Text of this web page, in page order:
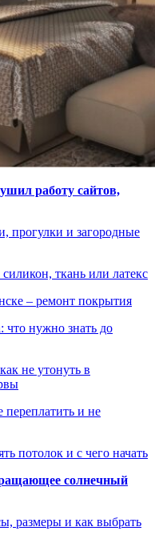
работу сайтов,
прогулки и загородные
ткань или латекс
– ремонт покрытия
что нужно знать до
не утонуть в
переплатить и не
потолок и с чего начать
солнечный
размеры и как выбрать